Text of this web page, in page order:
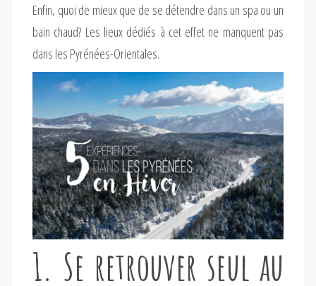
Enfin, quoi de mieux que de se détendre dans un spa ou un
bain chaud? Les lieux dédiés à cet effet ne manquent pas
dans les Pyrénées-Orientales.
1. Se retrouver seul au